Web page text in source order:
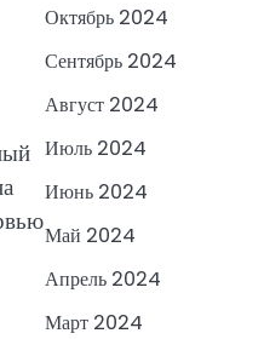
Октябрь 2024
Сентябрь 2024
Август 2024
Июль 2024
Июнь 2024
Май 2024
Апрель 2024
Март 2024